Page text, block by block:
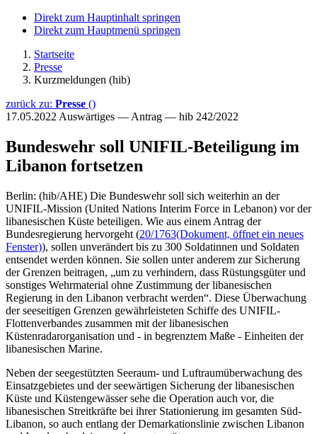
Direkt zum Hauptinhalt springen
Direkt zum Hauptmenü springen
Startseite
Presse
Kurzmeldungen (hib)
zurück zu: Presse ()
17.05.2022 Auswärtiges — Antrag — hib 242/2022
Bundeswehr soll UNIFIL-Beteiligung im
Libanon fortsetzen
Berlin: (hib/AHE) Die Bundeswehr soll sich weiterhin an der
UNIFIL-Mission (United Nations Interim Force in Lebanon) vor der
libanesischen Küste beteiligen. Wie aus einem Antrag der
Bundesregierung hervorgeht (20/1763(Dokument, öffnet ein neues
Fenster)), sollen unverändert bis zu 300 Soldatinnen und Soldaten
entsendet werden können. Sie sollen unter anderem zur Sicherung
der Grenzen beitragen, „um zu verhindern, dass Rüstungsgüter und
sonstiges Wehrmaterial ohne Zustimmung der libanesischen
Regierung in den Libanon verbracht werden“. Diese Überwachung
der seeseitigen Grenzen gewährleisteten Schiffe des UNIFIL-
Flottenverbandes zusammen mit der libanesischen
Küstenradarorganisation und - in begrenztem Maße - Einheiten der
libanesischen Marine.
Neben der seegestützten Seeraum- und Luftraumüberwachung des
Einsatzgebietes und der seewärtigen Sicherung der libanesischen
Küste und Küstengewässer sehe die Operation auch vor, die
libanesischen Streitkräfte bei ihrer Stationierung im gesamten Süd-
Libanon, so auch entlang der Demarkationslinie zwischen Libanon